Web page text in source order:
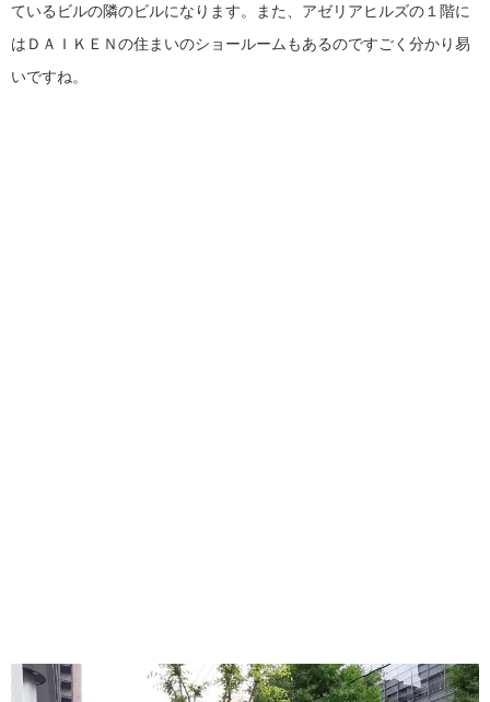
ているビルの隣のビルになります。また、アゼリアヒルズの１階に
はＤＡＩＫＥＮの住まいのショールームもあるのですごく分かり易
いですね。